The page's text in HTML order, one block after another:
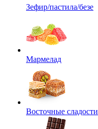
Зефир/пастила/безе
Мармелад
Восточные сладости